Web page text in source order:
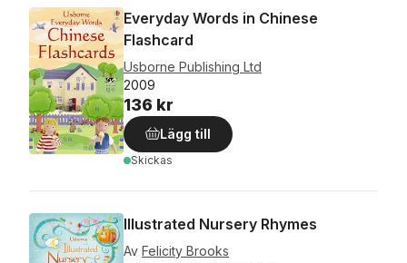
Everyday Words in Chinese
Flashcard
Usborne Publishing Ltd
2009
136 kr
Lägg till
Skickas
Illustrated Nursery Rhymes
Av Felicity Brooks